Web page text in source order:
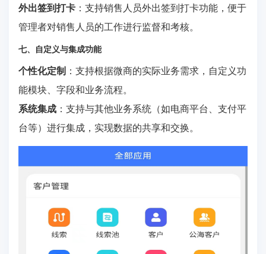
外出签到打卡 ：支持销售人员外出签到打卡功能，便于
管理者对销售人员的工作进行监督和考核。
七、自定义与集成功能
个性化定制 ：支持根据微商的实际业务需求，自定义功
能模块、字段和业务流程。
系统集成 ：支持与其他业务系统（如电商平台、支付平
台等）进行集成，实现数据的共享和交换。